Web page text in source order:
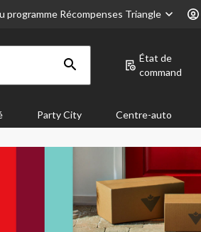
programme Récompenses Triangle
État de
command
Party City Centre-auto